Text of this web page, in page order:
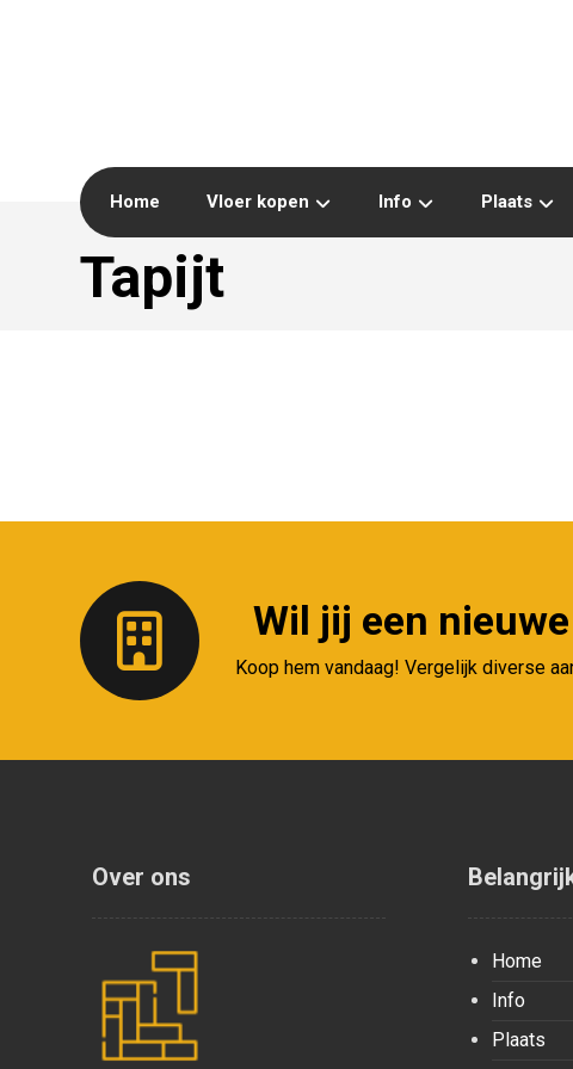
Home Vloer kopen Info Plaats
Tapijt
Wil jij een
Koop hem vandaag! Vergelijk diverse
Over ons
Home
Info
Plaats